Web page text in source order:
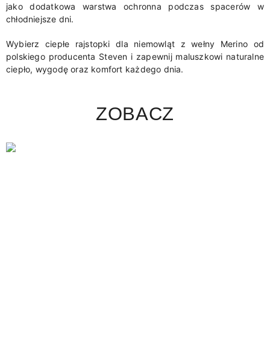
jako dodatkowa warstwa ochronna podczas spacerów w
chłodniejsze dni.
Wybierz ciepłe rajstopki dla niemowląt z wełny Merino od
polskiego producenta Steven i zapewnij maluszkowi naturalne
ciepło, wygodę oraz komfort każdego dnia.
ZOBACZ